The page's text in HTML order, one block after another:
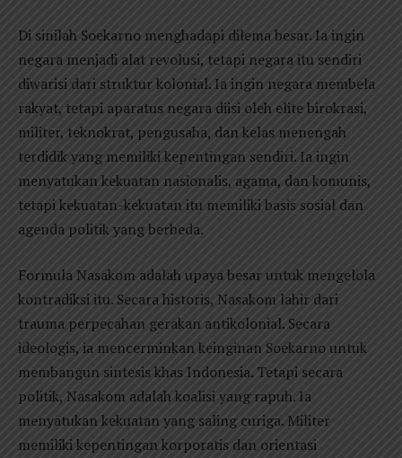
Di sinilah Soekarno menghadapi dilema besar. Ia ingin
negara menjadi alat revolusi, tetapi negara itu sendiri
diwarisi dari struktur kolonial. Ia ingin negara membela
rakyat, tetapi aparatus negara diisi oleh elite birokrasi,
militer, teknokrat, pengusaha, dan kelas menengah
terdidik yang memiliki kepentingan sendiri. Ia ingin
menyatukan kekuatan nasionalis, agama, dan komunis,
tetapi kekuatan-kekuatan itu memiliki basis sosial dan
agenda politik yang berbeda.
Formula Nasakom adalah upaya besar untuk mengelola
kontradiksi itu. Secara historis, Nasakom lahir dari
trauma perpecahan gerakan antikolonial. Secara
ideologis, ia mencerminkan keinginan Soekarno untuk
membangun sintesis khas Indonesia. Tetapi secara
politik, Nasakom adalah koalisi yang rapuh. Ia
menyatukan kekuatan yang saling curiga. Militer
memiliki kepentingan korporatis dan orientasi